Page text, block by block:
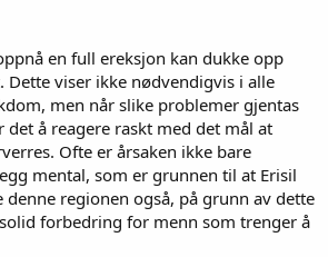
en full ereksjon kan dukke opp
Dette viser ikke nødvendigvis i alle
men når slike problemer gjentas
det å reagere raskt med det mål at
Ofte er årsaken ikke bare
mental, som er grunnen til at Erisil
denne regionen også, på grunn av dette
forbedring for menn som trenger å